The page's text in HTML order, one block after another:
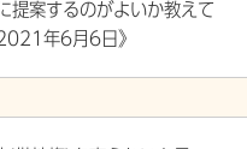
提案するのがよいか教えて
年6月6日》